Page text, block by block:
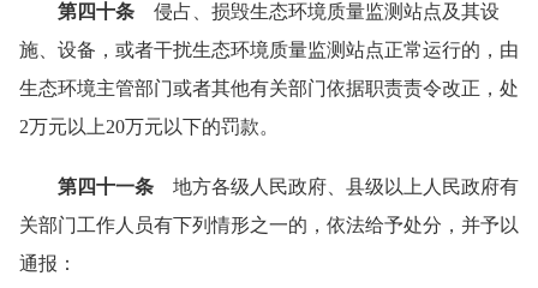
第四十条 侵占、损毁生态环境质量监测站点及其设
施、设备，或者干扰生态环境质量监测站点正常运行的，由
生态环境主管部门或者其他有关部门依据职责责令改正，处
2万元以上20万元以下的罚款。
第四十一条 地方各级人民政府、县级以上人民政府有
关部门工作人员有下列情形之一的，依法给予处分，并予以
通报：